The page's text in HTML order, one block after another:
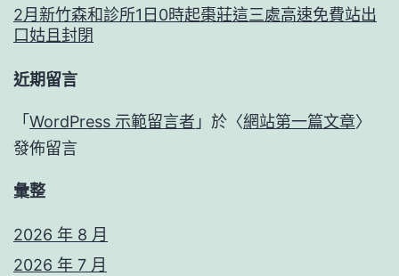
2月新竹森和診所1日0時起棗莊這三處高速免費站出
口姑且封閉
近期留言
「 WordPress 示範留言者 」於〈網站第一篇文章〉
發佈留言
彙整
2026 年 8 月
2026 年 7 月